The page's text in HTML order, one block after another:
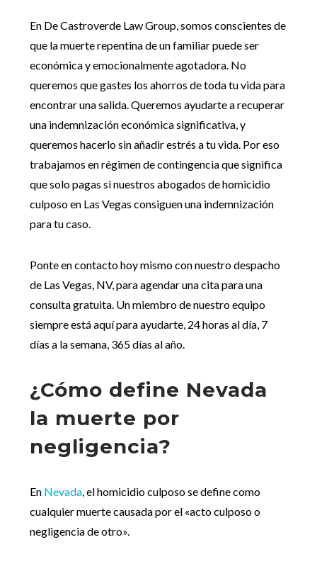
En De Castroverde Law Group, somos conscientes de
que la muerte repentina de un familiar puede ser
económica y emocionalmente agotadora. No
queremos que gastes los ahorros de toda tu vida para
encontrar una salida. Queremos ayudarte a recuperar
una indemnización económica significativa, y
queremos hacerlo sin añadir estrés a tu vida. Por eso
trabajamos en régimen de contingencia que significa
que solo pagas si nuestros abogados de homicidio
culposo en Las Vegas consiguen una indemnización
para tu caso.
Ponte en contacto hoy mismo con nuestro despacho
de Las Vegas, NV, para agendar una cita para una
consulta gratuita. Un miembro de nuestro equipo
siempre está aquí para ayudarte, 24 horas al día, 7
días a la semana, 365 días al año.
¿Cómo define Nevada
la muerte por
negligencia?
En Nevada , el homicidio culposo se define como
cualquier muerte causada por el «acto culposo o
negligencia de otro».